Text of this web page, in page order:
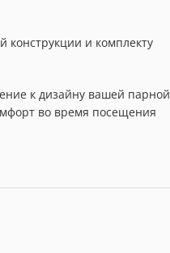
конструкции и комплекту
к дизайну вашей
во время посещения